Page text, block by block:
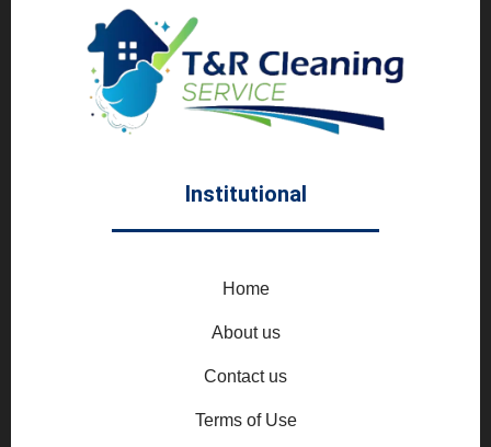
Institutional
Home
About us
Contact us
Terms of Use